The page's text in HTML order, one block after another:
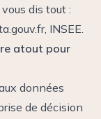
dis tout :
INSEE.
atout pour
données
de décision